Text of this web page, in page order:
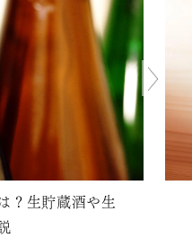
？生貯蔵酒や生